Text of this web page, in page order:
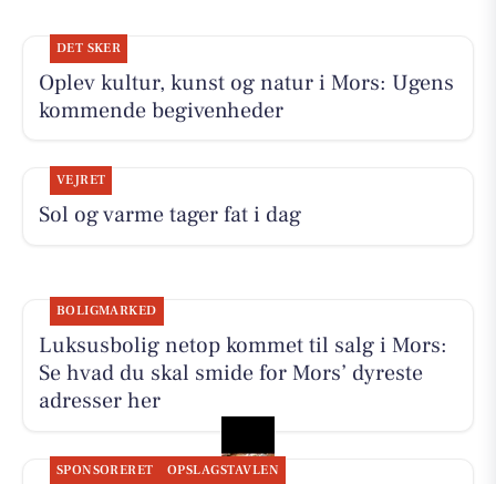
DET SKER
Oplev kultur, kunst og natur i Mors: Ugens
kommende begivenheder
VEJRET
Sol og varme tager fat i dag
BOLIGMARKED
Luksusbolig netop kommet til salg i Mors:
Se hvad du skal smide for Mors’ dyreste
adresser her
SPONSORERET OPSLAGSTAVLEN